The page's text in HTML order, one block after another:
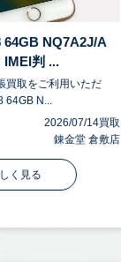
NQ7A2J/A
IMEI判 ...
買取をご利用いただ
64GB N...
2026/07/14買取
錬金堂 倉敷店
く見る